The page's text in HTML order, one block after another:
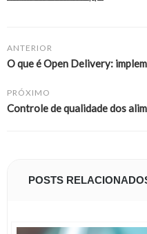
ANTERIOR
O que é Open Delivery:
PRÓXIMO
Controle de qualidade dos
POSTS